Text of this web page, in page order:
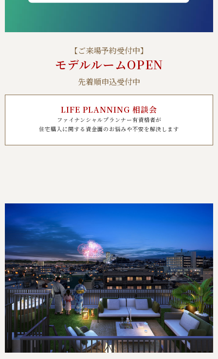
【ご来場予約受付中】
モデルルームOPEN
先着順申込受付中
LIFE PLANNING 相談会
ファイナンシャルプランナー有資格者が
住宅購入に関する資金面のお悩みや不安を解決します